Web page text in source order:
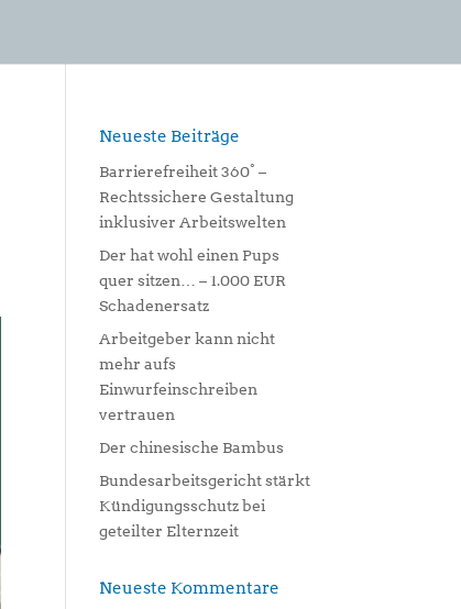
Neueste Beiträge
Barrierefreiheit 360° –
Rechtssichere Gestaltung
inklusiver Arbeitswelten
Der hat wohl einen Pups
quer sitzen… – 1.000 EUR
Schadenersatz
Arbeitgeber kann nicht
mehr aufs
Einwurfeinschreiben
vertrauen
Der chinesische Bambus
Bundesarbeitsgericht stärkt
Kündigungsschutz bei
geteilter Elternzeit
Neueste Kommentare